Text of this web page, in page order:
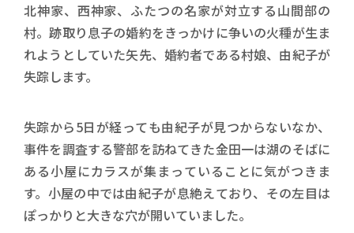
北神家、西神家、ふたつの名家が対立する山間部の
村。跡取り息子の婚約をきっかけに争いの火種が生ま
れようとしていた矢先、婚約者である村娘、由紀子が
失踪します。
失踪から5日が経っても由紀子が見つからないなか、
事件を調査する警部を訪ねてきた金田一は湖のそばに
ある小屋にカラスが集まっていることに気がつきま
す。小屋の中では由紀子が息絶えており、その左目は
ぽっかりと大きな穴が開いていました。